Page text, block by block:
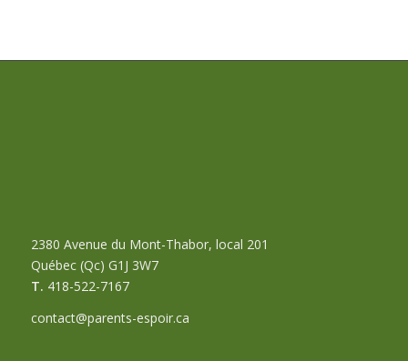
2380 Avenue du Mont-Thabor, local 201
Québec (Qc) G1J 3W7
T. 418-522-7167
contact@parents-espoir.ca